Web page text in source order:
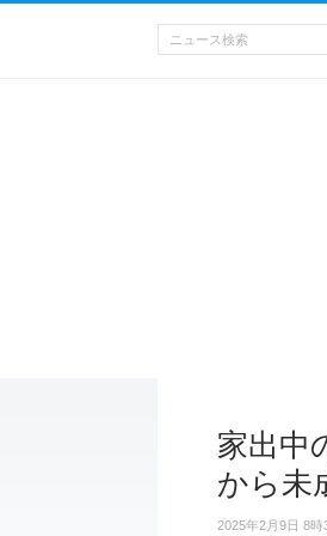
家出中
から未
2025年2月9日 8時